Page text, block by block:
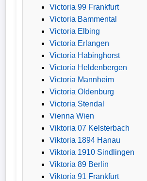
Victoria 99 Frankfurt
Victoria Bammental
Victoria Elbing
Victoria Erlangen
Victoria Habinghorst
Victoria Heldenbergen
Victoria Mannheim
Victoria Oldenburg
Victoria Stendal
Vienna Wien
Viktoria 07 Kelsterbach
Viktoria 1894 Hanau
Viktoria 1910 Sindlingen
Viktoria 89 Berlin
Viktoria 91 Frankfurt